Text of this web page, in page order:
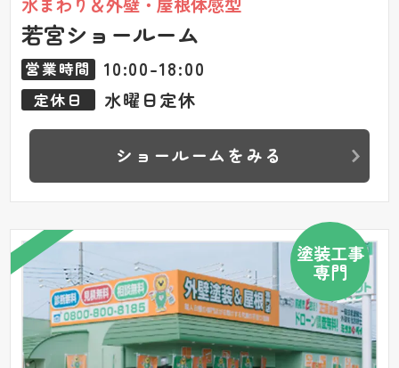
若宮ショールーム
営業時間 10:00-18:00
定休日 水曜日定休
ショールームをみる
塗装工事
専門